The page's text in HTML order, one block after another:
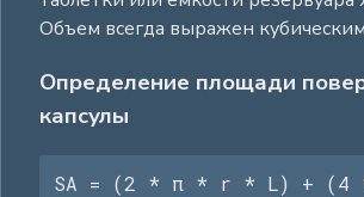
Объем всегда выражен
Определение площади
капсулы
SA = (2 * π * r * L) + (4